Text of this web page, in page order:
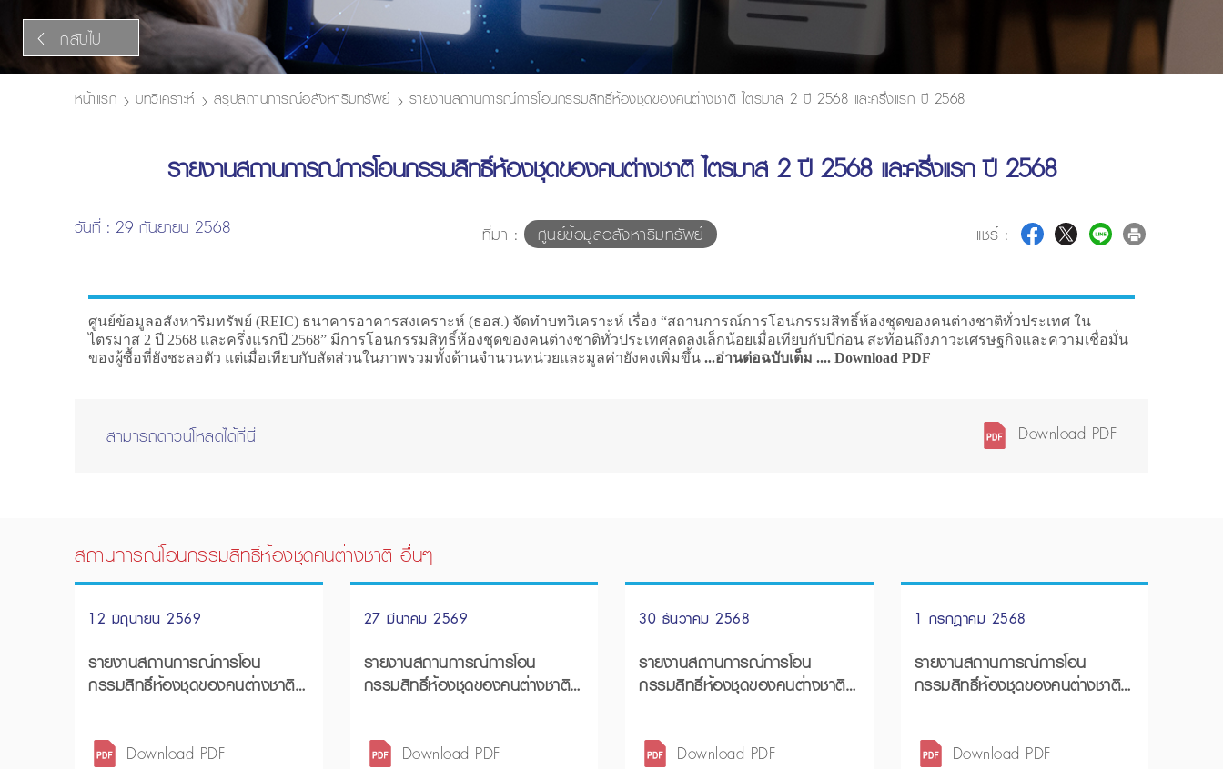
กลับไป
หน้าแรก บทวิเคราะห์ สรุปสถานการณ์อสังหาริมทรัพย์ รายงานสถานการณ์การโอนกรรมสิทธิ์ห้องชุดของคนต่างชาติ ไตรมาส 2 ปี 2568 และครึ่งแรก ปี 2568
รายงานสถานการณ์การโอนกรรมสิทธิ์ห้องชุดของคนต่างชาติ ไตรมาส 2 ปี 2568 และครึ่งแรก ปี 2568
วันที่ : 29 กันยายน 2568 ที่มา : ศูนย์ข้อมูลอสังหาริมทรัพย์ แชร์ :
ศูนย์ข้อมูลอสังหาริมทรัพย์ (REIC) ธนาคารอาคารสงเคราะห์ (ธอส.) จัดทำบทวิเคราะห์ เรื่อง “สถานการณ์การโอนกรรมสิทธิ์ห้องชุดของคนต่างชาติทั่วประเทศ ใน
ไตรมาส 2 ปี 2568 และครึ่งแรกปี 2568” มีการโอนกรรมสิทธิ์ห้องชุดของคนต่างชาติทั่วประเทศลดลงเล็กน้อยเมื่อเทียบกับปีก่อน สะท้อนถึงภาวะเศรษฐกิจและความเชื่อมั่น
ของผู้ซื้อที่ยังชะลอตัว แต่เมื่อเทียบกับสัดส่วนในภาพรวมทั้งด้านจำนวนหน่วยและมูลค่ายังคงเพิ่มขึ้น ...อ่านต่อฉบับเต็ม .... Download PDF
สามารถดาวน์โหลดได้ที่นี่ Download PDF
สถานการณ์โอนกรรมสิทธิ์ห้องชุดคนต่างชาติ อื่นๆ
12 มิถุนายน 2569
รายงานสถานการณ์การโอน
กรรมสิทธิ์ห้องชุดของคนต่างชาติ
Download PDF
27 มีนาคม 2569
รายงานสถานการณ์การโอน
กรรมสิทธิ์ห้องชุดของคนต่างชาติ
Download PDF
30 ธันวาคม 2568
รายงานสถานการณ์การโอน
กรรมสิทธิ์ห้องชุดของคนต่างชาติ
Download PDF
1 กรกฎาคม 2568
รายงานสถานการณ์การโอน
กรรมสิทธิ์ห้องชุดของคนต่างชาติ
Download PDF